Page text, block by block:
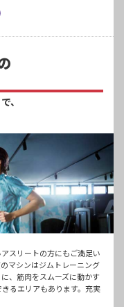
、
スリートの方にもご満足い
マシンはジムトレーニング
、筋肉をスムーズに動かす
るエリアもあります。充実